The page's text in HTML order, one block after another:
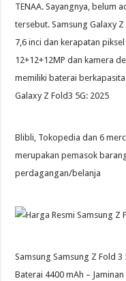
TENAA. Sayangnya, belum
tersebut. Samsung Galaxy
7,6 inci dan kerapatan
12+12+12MP dan kamera
memiliki baterai
Galaxy Z Fold3 5G: 2025
Blibli, Tokopedia dan 6
merupakan pemasok
perdagangan/belanja
Samsung Samsung Z Fold
Baterai 4400 mAh –